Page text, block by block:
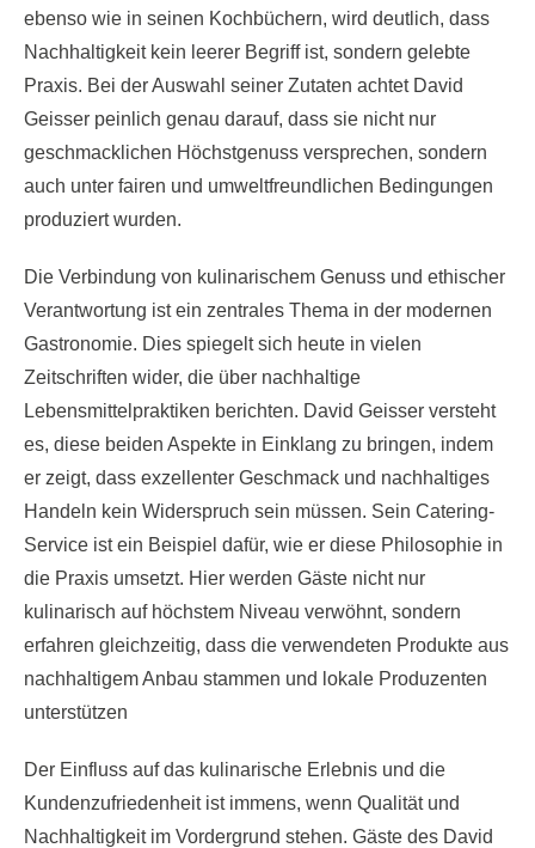
ebenso wie in seinen Kochbüchern, wird deutlich, dass
Nachhaltigkeit kein leerer Begriff ist, sondern gelebte
Praxis. Bei der Auswahl seiner Zutaten achtet David
Geisser peinlich genau darauf, dass sie nicht nur
geschmacklichen Höchstgenuss versprechen, sondern
auch unter fairen und umweltfreundlichen Bedingungen
produziert wurden.
Die Verbindung von kulinarischem Genuss und ethischer
Verantwortung ist ein zentrales Thema in der modernen
Gastronomie. Dies spiegelt sich heute in vielen
Zeitschriften wider, die über nachhaltige
Lebensmittelpraktiken berichten. David Geisser versteht
es, diese beiden Aspekte in Einklang zu bringen, indem
er zeigt, dass exzellenter Geschmack und nachhaltiges
Handeln kein Widerspruch sein müssen. Sein Catering-
Service ist ein Beispiel dafür, wie er diese Philosophie in
die Praxis umsetzt. Hier werden Gäste nicht nur
kulinarisch auf höchstem Niveau verwöhnt, sondern
erfahren gleichzeitig, dass die verwendeten Produkte aus
nachhaltigem Anbau stammen und lokale Produzenten
unterstützen
Der Einfluss auf das kulinarische Erlebnis und die
Kundenzufriedenheit ist immens, wenn Qualität und
Nachhaltigkeit im Vordergrund stehen. Gäste des David